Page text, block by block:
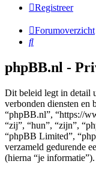
Registreer
Forumoverzicht
Zoek
phpBB.nl -
Dit beleid legt in detail
verbonden diensten en
“phpBB.nl”, “https://
“zij”, “hun”, “zijn”,
“phpBB Limited”,
verzameld gedurende
(hierna “je informatie”).